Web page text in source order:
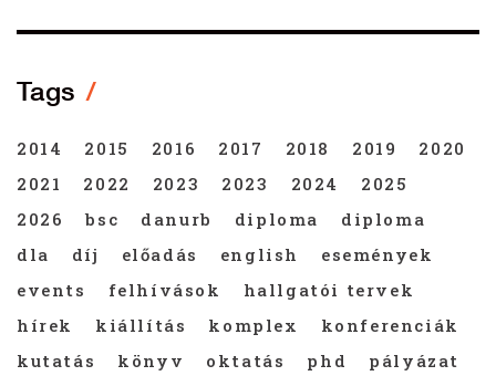
Tags
2014 2015 2016 2017 2018 2019
2020
2021
2022 2023 2023 2024
2025
2026
bsc danurb diploma
diploma
dla
díj előadás english
események
events
felhívások
hallgatói tervek
hírek
kiállítás komplex
konferenciák
kutatás
könyv oktatás phd pályázat